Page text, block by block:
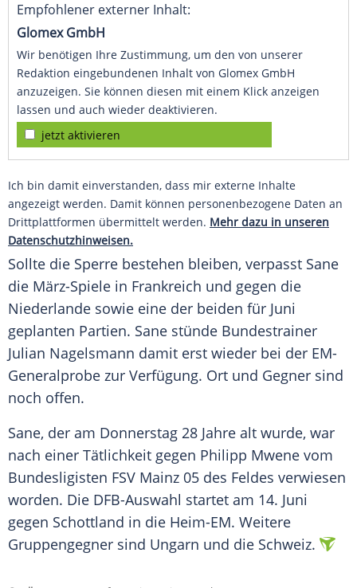
Empfohlener externer Inhalt:
Glomex GmbH
Wir benötigen Ihre Zustimmung, um den von unserer
Redaktion eingebundenen Inhalt von Glomex GmbH
anzuzeigen. Sie können diesen mit einem Klick anzeigen
lassen und auch wieder deaktivieren.
jetzt aktivieren
Ich bin damit einverstanden, dass mir externe Inhalte
angezeigt werden. Damit können personenbezogene Daten an
Drittplattformen übermittelt werden. Mehr dazu in unseren
Datenschutzhinweisen.
Sollte die Sperre bestehen bleiben, verpasst Sane
die März-Spiele in Frankreich und gegen die
Niederlande sowie eine der beiden für Juni
geplanten Partien. Sane stünde Bundestrainer
Julian Nagelsmann damit erst wieder bei der EM-
Generalprobe zur Verfügung. Ort und Gegner sind
noch offen.
Sane, der am Donnerstag 28 Jahre alt wurde, war
nach einer Tätlichkeit gegen Philipp Mwene vom
Bundesligisten FSV Mainz 05 des Feldes verwiesen
worden. Die DFB-Auswahl startet am 14. Juni
gegen Schottland in die Heim-EM. Weitere
Gruppengegner sind Ungarn und die Schweiz.